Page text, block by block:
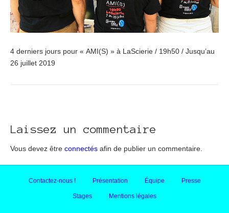
4 derniers jours pour « AMI(S) » à LaScierie / 19h50 / Jusqu’au
26 juillet 2019
Laissez un commentaire
Vous devez être connectés afin de publier un commentaire.
Contactez-nous ! Présentation Équipe Presse
Stages Mentions légales